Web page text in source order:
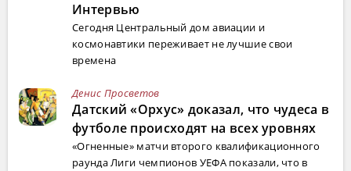
Интервью
Сегодня Центральный дом авиации и
космонавтики переживает не лучшие свои
времена
Денис Просветов
Датский «Орхус» доказал, что чудеса в
футболе происходят на всех уровнях
«Огненные» матчи второго квалификационного
раунда Лиги чемпионов УЕФА показали, что в